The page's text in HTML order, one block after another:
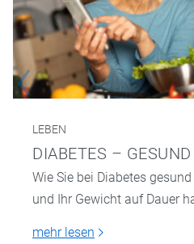
LEBEN
DIABETES –
Wie Sie bei Diabetes
und Ihr Gewicht auf Dauer
mehr lesen